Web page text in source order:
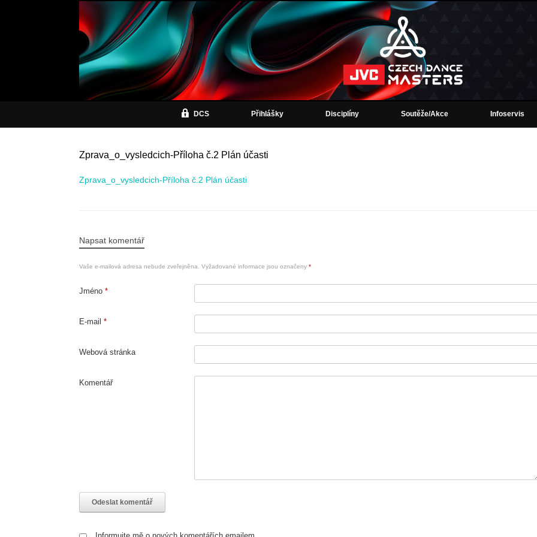
DCS Přihlášky Disciplíny Soutěže/Akce Infoservis
Zprava_o_vysledcich-Příloha č.2 Plán účasti
Zprava_o_vysledcich-Příloha č.2 Plán účasti
Napsat komentář
Vaše e-mailová adresa nebude zveřejněna. Vyžadované informace jsou označeny *
Jméno *
E-mail *
Webová stránka
Komentář